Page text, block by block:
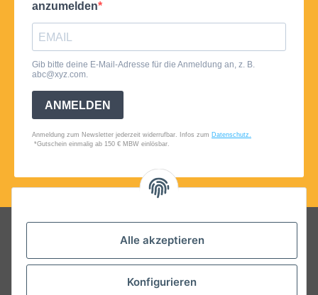
Alle akzeptieren
Konfigurieren
Folgt uns auf Social Media